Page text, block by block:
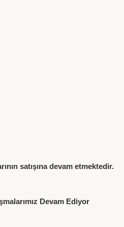
satışına devam etmektedir.
Devam Ediyor